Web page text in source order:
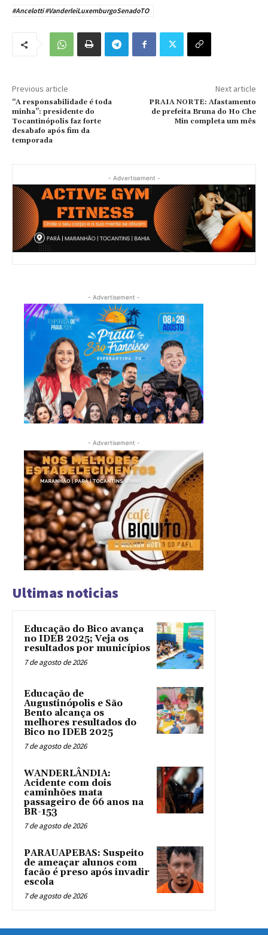
#Ancelotti #VanderleiLuxemburgoSenadoTO
Previous article
“A responsabilidade é toda
minha”: presidente do
Tocantinópolis faz forte
desabafo após fim da
temporada
Next article
PRAIA NORTE: Afastamento
de prefeita Bruna do Ho Che
Min completa um mês
- Advertisement -
- Advertisement -
- Advertisement -
Ultimas noticias
Educação do Bico avança
no IDEB 2025; Veja os
resultados por municípios
7 de agosto de 2026
Educação de
Augustinópolis e São
Bento alcança os
melhores resultados do
Bico no IDEB 2025
7 de agosto de 2026
WANDERLÂNDIA:
Acidente com dois
caminhões mata
passageiro de 66 anos na
BR-153
7 de agosto de 2026
PARAUAPEBAS: Suspeito
de ameaçar alunos com
facão é preso após invadir
escola
7 de agosto de 2026